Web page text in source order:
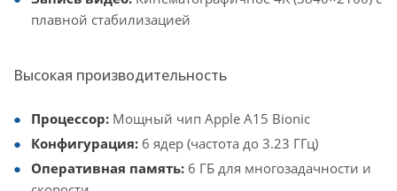
плавной стабилизацией
Высокая производительность
Процессор: Мощный чип Apple A15 Bionic
Конфигурация: 6 ядер (частота до 3.23 ГГц)
Оперативная память: 6 ГБ для многозадачности и